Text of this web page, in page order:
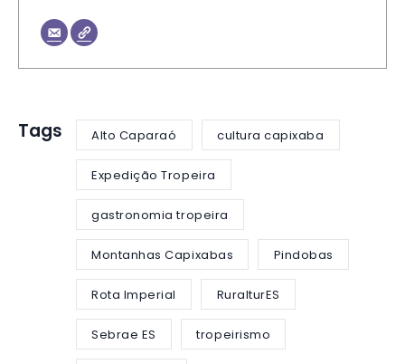
Tags Alto Caparaó cultura capixaba
Expedição Tropeira
gastronomia tropeira
Montanhas Capixabas Pindobas
Rota Imperial RuralturES
Sebrae ES tropeirismo